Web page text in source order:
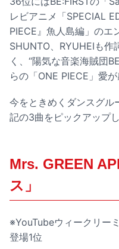
レビアニメ「SPECIAL
PIECE』魚人島編」のエ
SHUNTO、RYUHEIも作
く、“陽気な音楽海賊団
らの「ONE PIECE」愛が
今をときめくダンスグル
記の3曲をピックアップし
Mrs. GREEN
ス」
※YouTubeウィークリー
登場1位